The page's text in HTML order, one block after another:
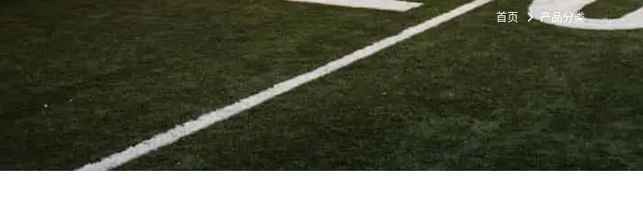
首页 产品分类